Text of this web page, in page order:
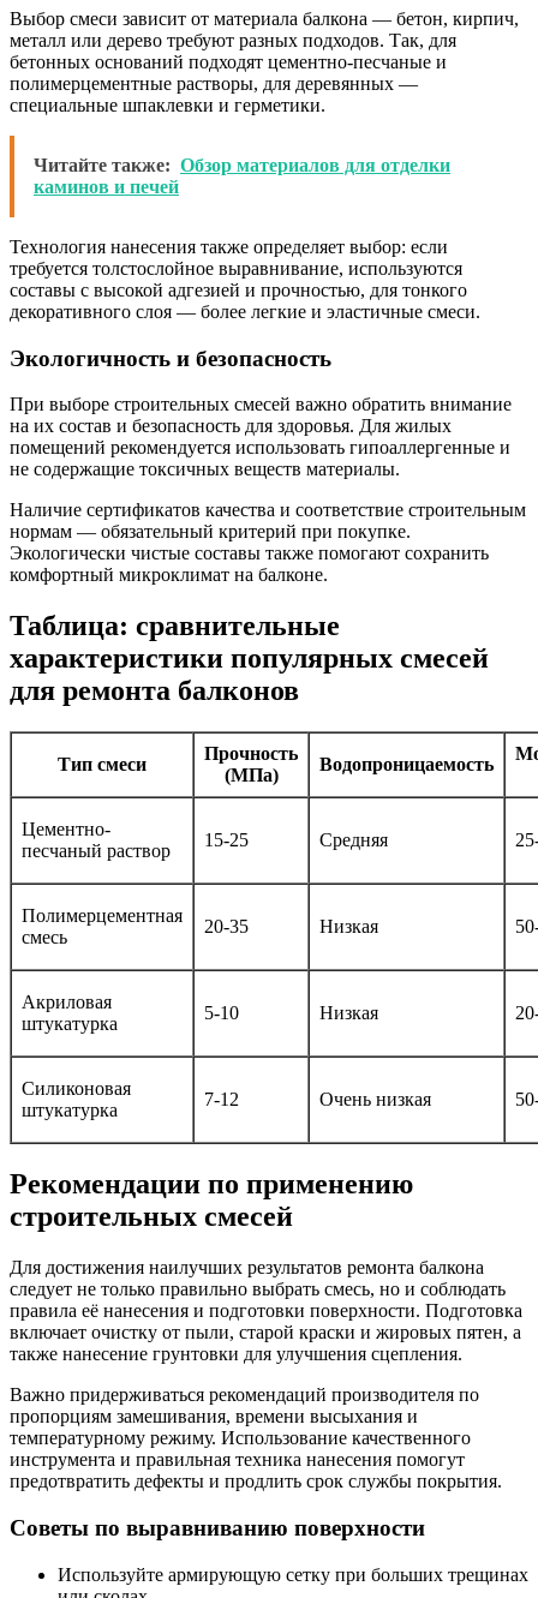
Выбор смеси зависит от материала балкона — бетон, кирпич,
металл или дерево требуют разных подходов. Так, для
бетонных оснований подходят цементно-песчаные и
полимерцементные растворы, для деревянных —
специальные шпаклевки и герметики.
Читайте также: Обзор материалов для отделки
каминов и печей
Технология нанесения также определяет выбор: если
требуется толстослойное выравнивание, используются
составы с высокой адгезией и прочностью, для тонкого
декоративного слоя — более легкие и эластичные смеси.
Экологичность и безопасность
При выборе строительных смесей важно обратить внимание
на их состав и безопасность для здоровья. Для жилых
помещений рекомендуется использовать гипоаллергенные и
не содержащие токсичных веществ материалы.
Наличие сертификатов качества и соответствие строительным
нормам — обязательный критерий при покупке.
Экологически чистые составы также помогают сохранить
комфортный микроклимат на балконе.
Таблица: сравнительные
характеристики популярных смесей
для ремонта балконов
Тип смеси
Прочность
(МПа)
Водопроницаемость
Цементно-
песчаный раствор
15-25 Средняя
Полимерцементная
смесь
20-35 Низкая
Акриловая
штукатурка
5-10 Низкая
Силиконовая
штукатурка
7-12 Очень низкая
Рекомендации по применению
строительных смесей
Для достижения наилучших результатов ремонта балкона
следует не только правильно выбрать смесь, но и соблюдать
правила её нанесения и подготовки поверхности. Подготовка
включает очистку от пыли, старой краски и жировых пятен, а
также нанесение грунтовки для улучшения сцепления.
Важно придерживаться рекомендаций производителя по
пропорциям замешивания, времени высыхания и
температурному режиму. Использование качественного
инструмента и правильная техника нанесения помогут
предотвратить дефекты и продлить срок службы покрытия.
Советы по выравниванию поверхности
Используйте армирующую сетку при больших трещинах